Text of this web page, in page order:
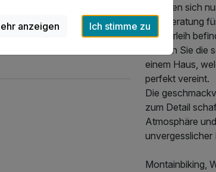
befinden sich
Top Beratung
Radverleih
Erleben Sie
einem Haus,
perfekt vereint.
Die
zum Detail
Atmosphäre
unvergesslicher
Montainbiking,
anzeigen Ich stimme zu